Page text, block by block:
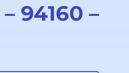
94160 –